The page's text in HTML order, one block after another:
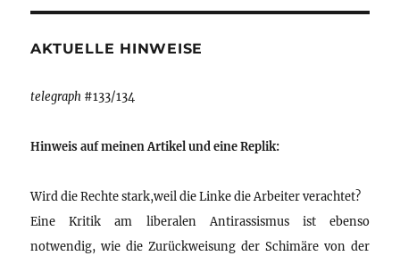
AKTUELLE HINWEISE
telegraph #133/134
Hinweis auf meinen Artikel und eine Replik:
Wird die Rechte stark,weil die Linke die Arbeiter verachtet?
Eine Kritik am liberalen Antirassismus ist ebenso
notwendig, wie die Zurückweisung der Schimäre von der